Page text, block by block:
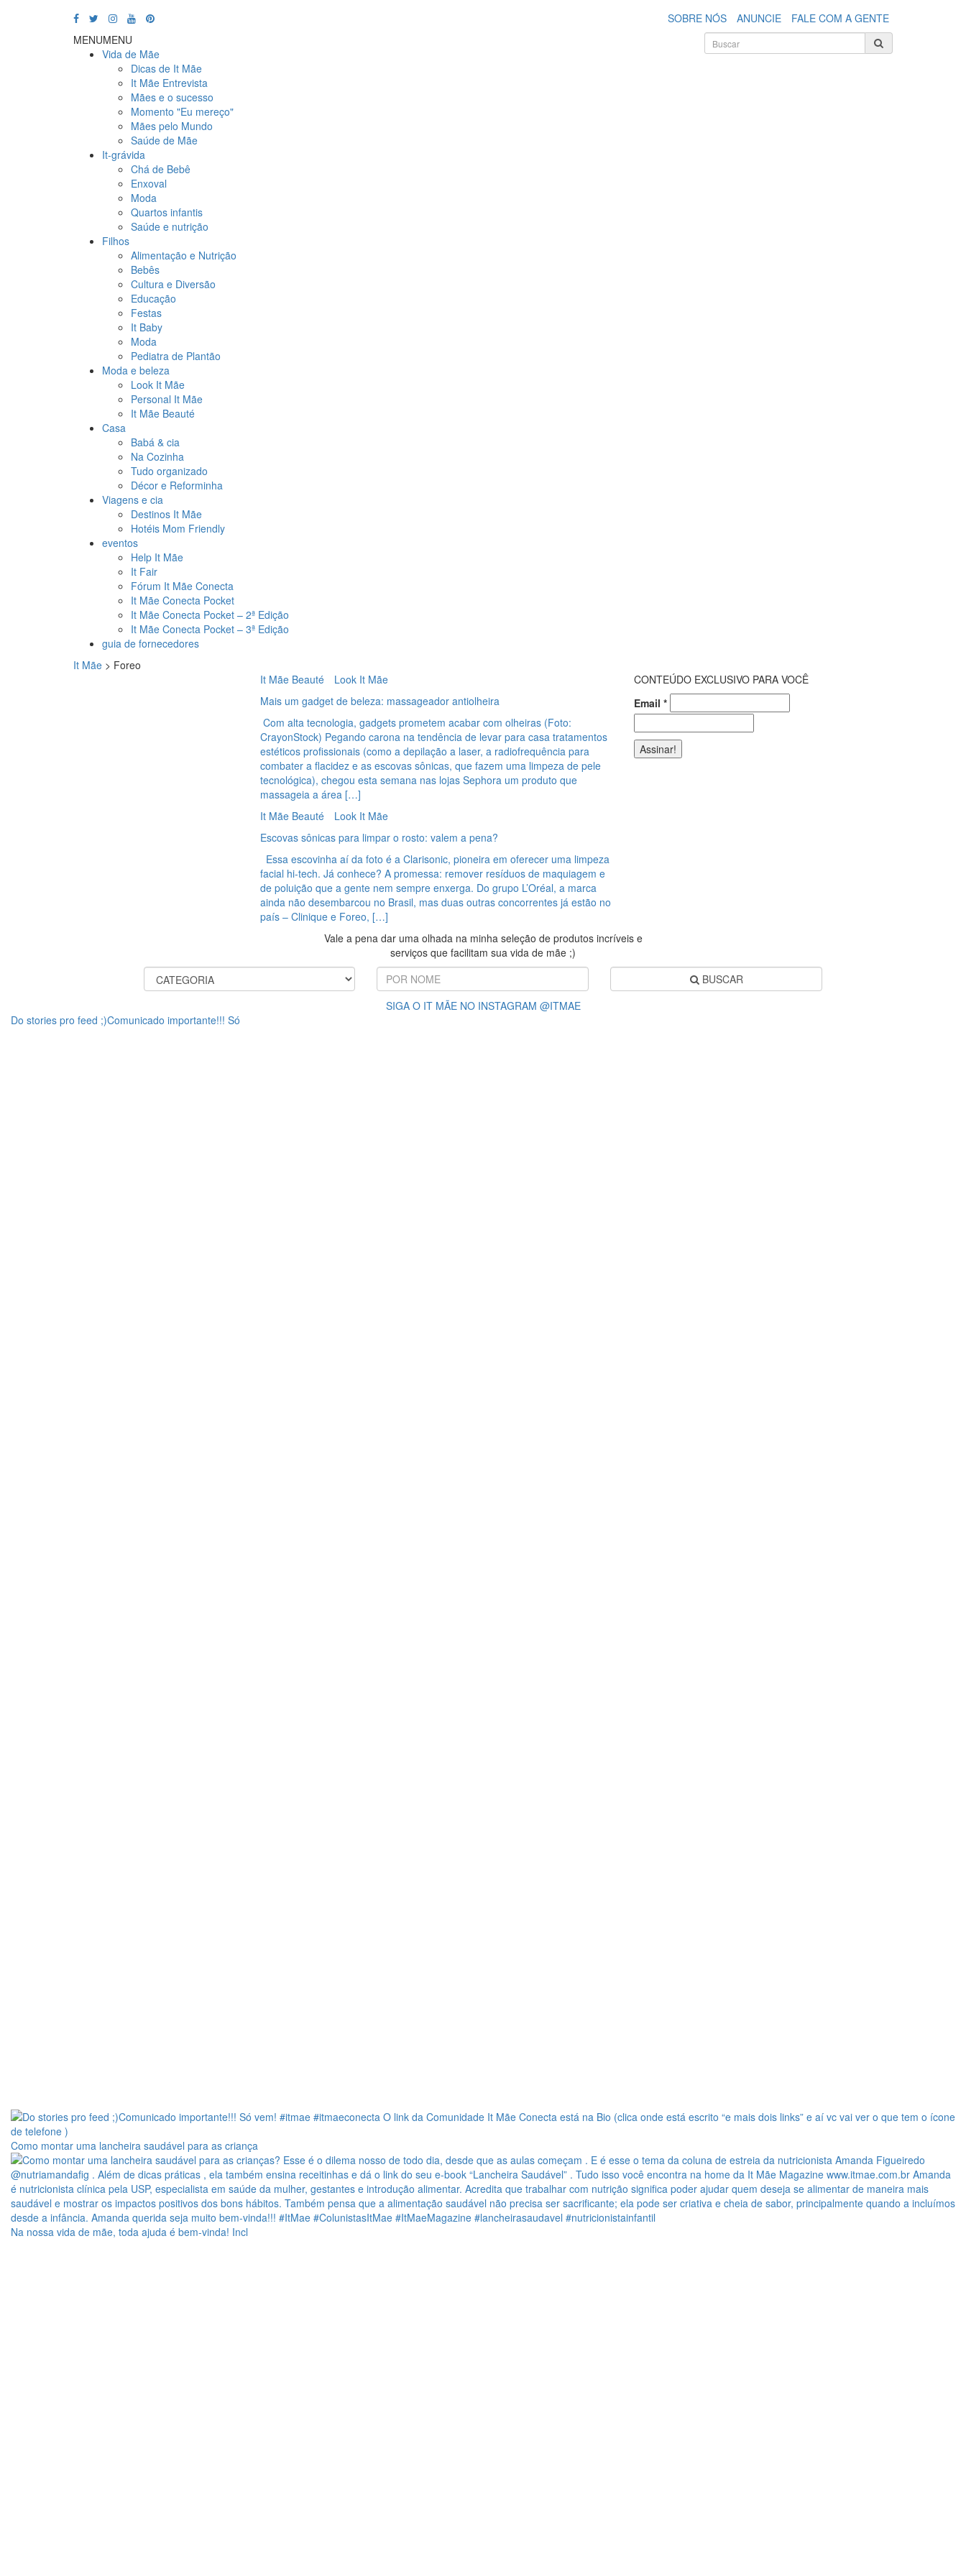
SOBRE NÓS ANUNCIE
FALE COM A GENTE
MENUMENU
Vida de Mãe
Dicas de It Mãe
It Mãe Entrevista
Mães e o sucesso
Momento "Eu mereço"
Mães pelo Mundo
Saúde de Mãe
It-grávida
Chá de Bebê
Enxoval
Moda
Quartos infantis
Saúde e nutrição
Filhos
Alimentação e Nutrição
Bebês
Cultura e Diversão
Educação
Festas
It Baby
Moda
Pediatra de Plantão
Moda e beleza
Look It Mãe
Personal It Mãe
It Mãe Beauté
Casa
Babá & cia
Na Cozinha
Tudo organizado
Décor e Reforminha
Viagens e cia
Destinos It Mãe
Hotéis Mom Friendly
eventos
Help It Mãe
It Fair
Fórum It Mãe Conecta
It Mãe Conecta Pocket
It Mãe Conecta Pocket – 2ª Edição
It Mãe Conecta Pocket – 3ª Edição
guia de fornecedores
It Mãe > Foreo
It Mãe Beauté
Look It Mãe
Mais um gadget de beleza: massageador antiolheira
Com alta tecnologia, gadgets prometem acabar com olheiras (Foto:
CrayonStock) Pegando carona na tendência de levar para casa tratamentos
estéticos profissionais (como a depilação a laser, a radiofrequência para
combater a flacidez e as escovas sônicas, que fazem uma limpeza de pele
tecnológica), chegou esta semana nas lojas Sephora um produto que
massageia a área […]
It Mãe Beauté
Look It Mãe
Escovas sônicas para limpar o rosto: valem a pena?
Essa escovinha aí da foto é a Clarisonic, pioneira em oferecer uma limpeza
facial hi-tech. Já conhece? A promessa: remover resíduos de maquiagem e
de poluição que a gente nem sempre enxerga. Do grupo L’Oréal, a marca
ainda não desembarcou no Brasil, mas duas outras concorrentes já estão no
país – Clinique e Foreo, […]
CONTEÚDO EXCLUSIVO PARA VOCÊ
Email *
Vale a pena dar uma olhada na minha seleção de produtos incríveis e
serviços que facilitam sua vida de mãe ;)
BUSCAR
SIGA O IT MÃE NO INSTAGRAM @ITMAE
Do stories pro feed ;)Comunicado importante!!! Só
Como montar uma lancheira saudável para as criança
Na nossa vida de mãe, toda ajuda é bem-vinda! Incl